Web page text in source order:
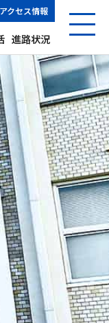
アクセス情報
進路状況